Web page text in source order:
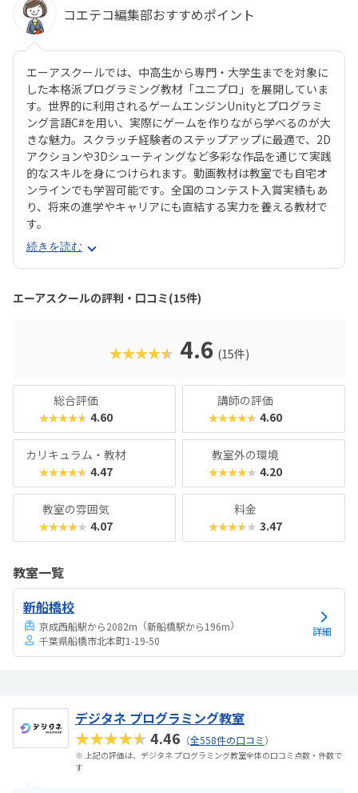
コエテコ編集部おすすめポイント
エーアスクールでは、中高生から専門・大学生までを対象に
した本格派プログラミング教材「ユニプロ」を展開していま
す。世界的に利用されるゲームエンジンUnityとプログラミ
ング言語C#を用い、実際にゲームを作りながら学べるのが大
きな魅力。スクラッチ経験者のステップアップに最適で、2D
アクションや3Dシューティングなど多彩な作品を通じて実践
的なスキルを身につけられます。動画教材は教室でも自宅オ
ンラインでも学習可能です。全国のコンテスト入賞実績もあ
り、将来の進学やキャリアにも直結する実力を養える教材で
す。
続きを読む
エーアスクールの評判・口コミ(15件)
★★★★★ 4.6 (15件)
総合評価
★★★★★ 4.60
講師の評価
★★★★★ 4.60
カリキュラム・教材
★★★★★ 4.47
教室外の環境
★★★★★ 4.20
教室の雰囲気
★★★★★ 4.07
料金
★★★★★ 3.47
教室一覧
新船橋校
京成西船駅から2082m （新船橋駅から196m）
千葉県船橋市北本町1-19-50
詳細
デジタネ プログラミング教室
★★★★★4.46 （全558件の口コミ）
※ 上記の評価は、デジタネ プログラミング教室全体の口コミ点数・件数で
す